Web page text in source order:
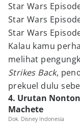
Star Wars
Star Wars
Star Wars
Kalau kamu
melihat
Strikes Back,
prekuel dulu
4. Urutan
Machete
Dok. Disney Indonesia